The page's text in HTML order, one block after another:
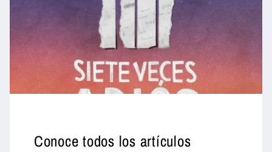
Conoce todos los artículos